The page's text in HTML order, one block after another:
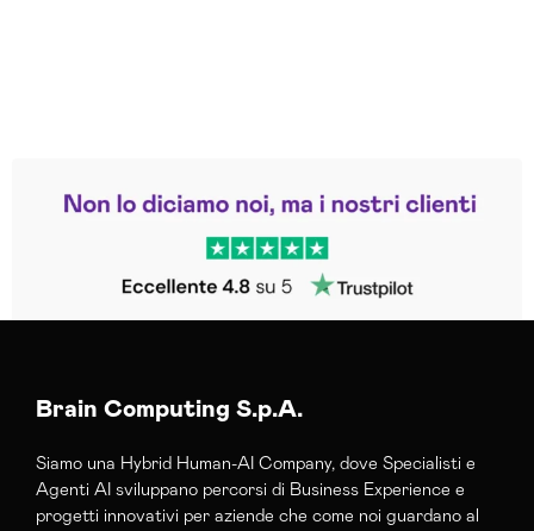
Trustpilot
Brain Computing S.p.A.
Siamo una Hybrid Human-AI Company, dove Specialisti e
Agenti AI sviluppano percorsi di Business Experience e
progetti innovativi per aziende che come noi guardano al